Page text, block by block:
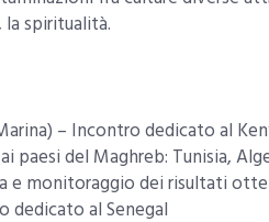
la spiritualità.
– Incontro dedicato al
paesi del Maghreb: Tunisia,
e monitoraggio dei risultati
dedicato al Senegal